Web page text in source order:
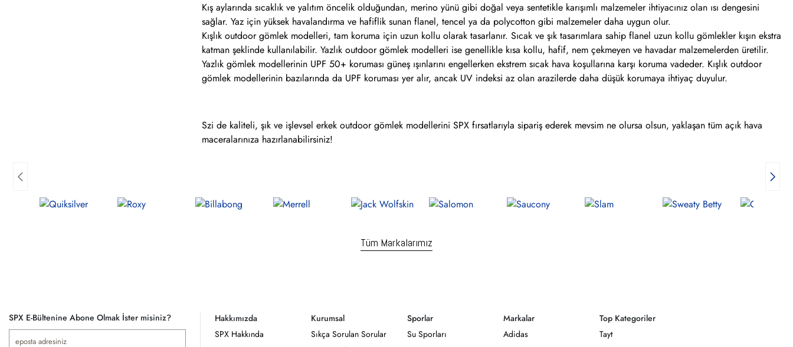
Kış aylarında sıcaklık ve yalıtım öncelik olduğundan, merino yünü gibi doğal veya sentetikle karışımlı malzemeler ihtiyacınız olan ısı dengesini
sağlar. Yaz için yüksek havalandırma ve hafiflik sunan flanel, tencel ya da polycotton gibi malzemeler daha uygun olur.
Kışlık outdoor gömlek modelleri, tam koruma için uzun kollu olarak tasarlanır. Sıcak ve şık tasarımlara sahip flanel uzun kollu gömlekler kışın ekstra
katman şeklinde kullanılabilir. Yazlık outdoor gömlek modelleri ise genellikle kısa kollu, hafif, nem çekmeyen ve havadar malzemelerden üretilir.
Yazlık gömlek modellerinin UPF 50+ koruması güneş ışınlarını engellerken ekstrem sıcak hava koşullarına karşı koruma vadeder. Kışlık outdoor
gömlek modellerinin bazılarında da UPF koruması yer alır, ancak UV indeksi az olan arazilerde daha düşük korumaya ihtiyaç duyulur.
Szi de kaliteli, şık ve işlevsel erkek outdoor gömlek modellerini SPX fırsatlarıyla sipariş ederek mevsim ne olursa olsun, yaklaşan tüm açık hava
maceralarınıza hazırlanabilirsiniz!
Tüm Markalarımız
SPX E-Bültenine Abone Olmak İster misiniz?
Hakkımızda
SPX Hakkında
Kurumsal
Sıkça Sorulan Sorular
Sporlar
Su Sporları
Markalar
Adidas
Top Kategoriler
Tayt